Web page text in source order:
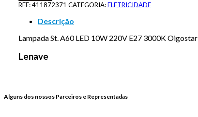
REF:411872371 CATEGORIA:ELETRICIDADE
Descrição
Lampada St. A60 LED 10W 220V E27 3000K Oigostar
Lenave
Alguns dos nossos Parceiros e Representadas